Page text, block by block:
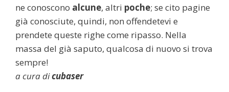
ne conoscono alcune, altri poche; se cito pagine
già conosciute, quindi, non offendetevi e
prendete queste righe come ripasso. Nella
massa del già saputo, qualcosa di nuovo si trova
sempre!
a cura dicubaser